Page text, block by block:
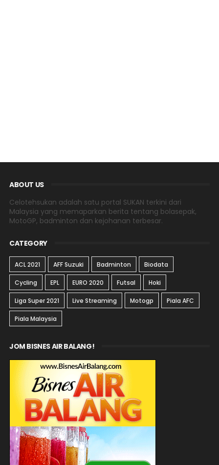
ABOUT US
Celotehsukan adalah satu portal SUKAN terkini dari
Malaysia yang memaparkan berita tentang bolasepak,
MotoGP, badminton dan kejohanan terbesar.
CATEGORY
ACL 2021 AFF Suzuki Badminton Biodata
Cycling EPL EURO 2020 Futsal Hoki
Liga Super 2021 Live Streaming Motogp Piala AFC
Piala Malaysia
JOM BISNES AIR BALANG!